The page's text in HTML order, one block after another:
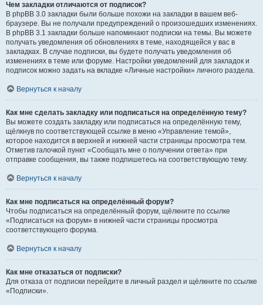
Чем закладки отличаются от подписок?
В phpBB 3.0 закладки были больше похожи на закладки в вашем веб-
браузере. Вы не получали предупреждений о произошедших изменениях.
В phpBB 3.1 закладки больше напоминают подписки на темы. Вы можете
получать уведомления об обновлениях в теме, находящейся у вас в
закладках. В случае подписки, вы будете получать уведомления об
изменениях в теме или форуме. Настройки уведомлений для закладок и
подписок можно задать на вкладке «Личные настройки» личного раздела.
Вернуться к началу
Как мне сделать закладку или подписаться на определённую тему?
Вы можете создать закладку или подписаться на определённую тему,
щёлкнув по соответствующей ссылке в меню «Управление темой»,
которое находится в верхней и нижней части страницы просмотра тем.
Отметив галочкой пункт «Сообщать мне о получении ответа» при
отправке сообщения, вы также подпишетесь на соответствующую тему.
Вернуться к началу
Как мне подписаться на определённый форум?
Чтобы подписаться на определённый форум, щёлкните по ссылке
«Подписаться на форум» в нижней части страницы просмотра
соответствующего форума.
Вернуться к началу
Как мне отказаться от подписки?
Для отказа от подписки перейдите в личный раздел и щёлкните по ссылке
«Подписки».